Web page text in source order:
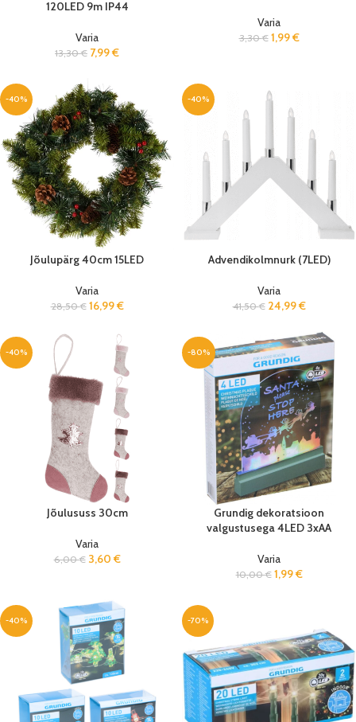
120LED 9m IP44
Varia
13,30€ 7,99€
Varia
3,30€ 1,99€
-40%
Jõulupärg 40cm 15LED
Varia
28,50€ 16,99€
-40%
Advendikolmnurk (7LED)
Varia
41,50€ 24,99€
-40%
Jõulususs 30cm
Varia
6,00€ 3,60 €
-80%
Grundig dekoratsioon
valgustusega 4LED 3xAA
Varia
10,00€ 1,99€
-40% -70%